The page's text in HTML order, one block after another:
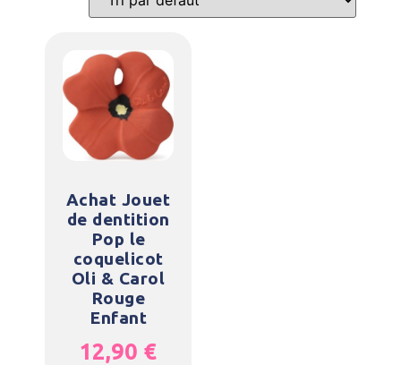
Achat Jouet
de dentition
Pop le
coquelicot
Oli & Carol
Rouge
Enfant
12,90 €